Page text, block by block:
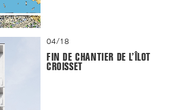
04/18
FIN DE CHANTIER DE L’ÎLOT
CROISSET